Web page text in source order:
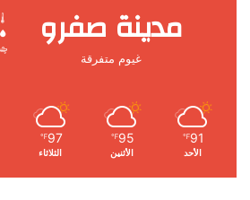
مدينة صفرو
غيوم متفرقة
91
℉
الأحد
95
℉
الأثنين
97
℉
الثلاثاء